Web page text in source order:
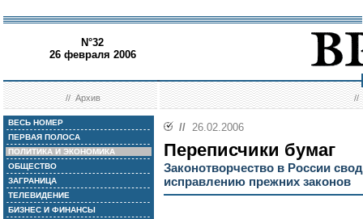
N°32
26 февраля 2006
//Архив //
ВЕСЬ НОМЕР
ПЕРВАЯ ПОЛОСА
ПОЛИТИКА И ЭКОНОМИКА
ОБЩЕСТВО
ЗАГРАНИЦА
ТЕЛЕВИДЕНИЕ
БИЗНЕС И ФИНАНСЫ
// 26.02.2006
Переписчики бумаг
Законотворчество в России
исправлению прежних законов